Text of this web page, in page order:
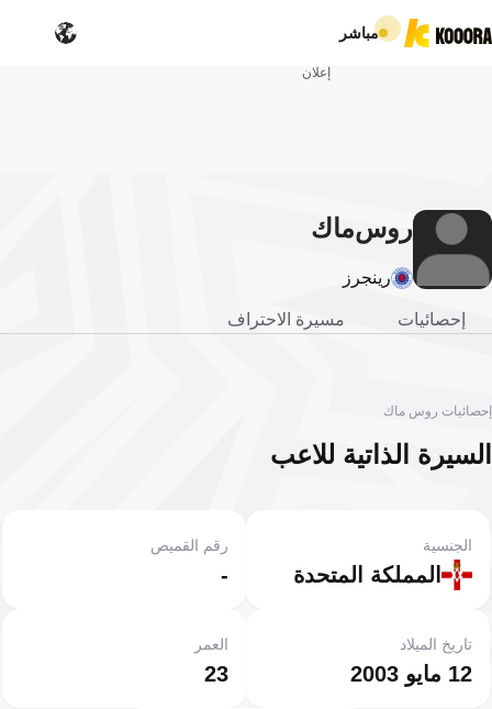
مباشر
إعلان
روسماك
رينجرز
إحصائيات مسيرة الاحتراف
إحصائيات روس ماك
السيرة الذاتية للاعب
المملكة المتحدة
الجنسية
-
رقم القميص
12 مايو 2003
تاريخ الميلاد
23
العمر